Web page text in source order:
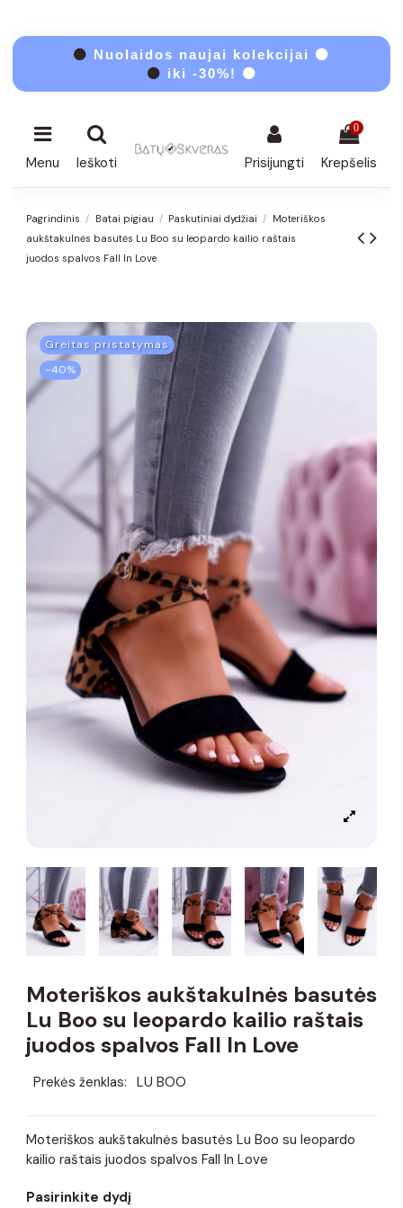
⚫ Nuolaidos naujai kolekcijai ⚫
⚫ iki -30%! ⚫
Menu Ieškoti Prisijungti
0
Krepšelis
Pagrindinis Batai pigiau Paskutiniai dydžiai
Moteriškos
aukštakulnės basutės Lu Boo su leopardo kailio raštais
juodos spalvos Fall In Love
Greitas pristatymas
−40%
Moteriškos aukštakulnės basutės
Lu Boo su leopardo kailio raštais
juodos spalvos Fall In Love
Prekės ženklas: LU BOO
Moteriškos aukštakulnės basutės Lu Boo su leopardo
kailio raštais juodos spalvos Fall In Love
Pasirinkite dydį